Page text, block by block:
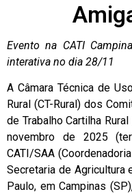
Evento na CATI
interativa no dia 28/11
A Câmara Técnica de
Rural (CT-Rural) dos
de Trabalho Cartilha
novembro de 2025
CATI/SAA
Secretaria de Agricultura
Paulo, em Campinas